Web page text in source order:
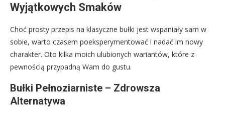
Wyjątkowych Smaków
Choć prosty przepis na klasyczne bułki jest wspaniały sam w
sobie, warto czasem poeksperymentować i nadać im nowy
charakter. Oto kilka moich ulubionych wariantów, które z
pewnością przypadną Wam do gustu.
Bułki Pełnoziarniste – Zdrowsza
Alternatywa